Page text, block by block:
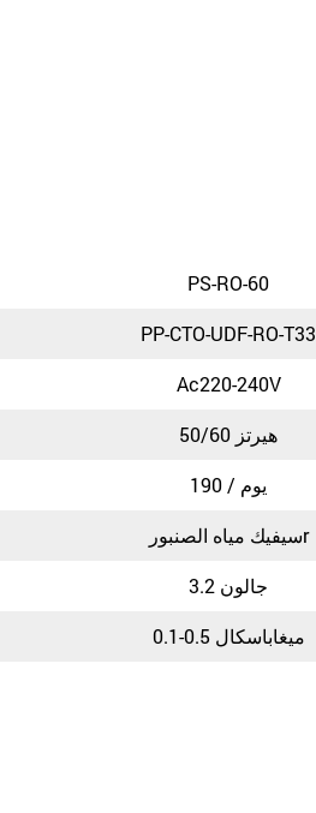
PS-RO-60
PP-CTO-UDF-RO-T33
Ac220-240V
50/60 هيرتز
190 / يوم
سيفيك مياه الصنبورr
3.2 جالون
0.1-0.5 ميغاباسكال